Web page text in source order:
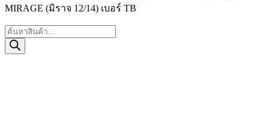
MIRAGE (มิราจ 12/14) เบอร์ TB
Products
search